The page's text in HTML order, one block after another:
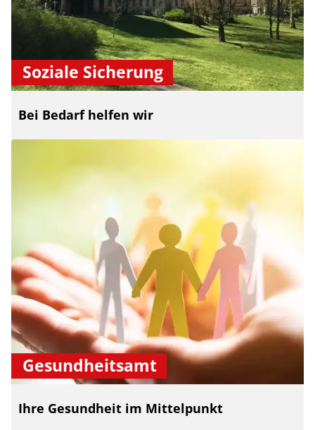
Soziale Sicherung
Bei Bedarf helfen wir
Gesundheitsamt
Ihre Gesundheit im Mittelpunkt